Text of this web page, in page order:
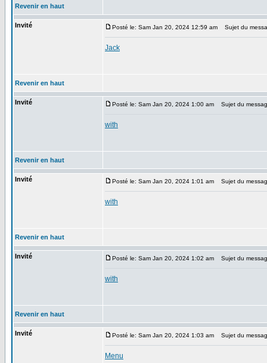
Revenir en haut
Invité Posté le: Sam Jan 20, 2024 12:59 am Sujet du
Jack
Revenir en haut
Invité Posté le: Sam Jan 20, 2024 1:00 am Sujet du
with
Revenir en haut
Invité Posté le: Sam Jan 20, 2024 1:01 am Sujet du
with
Revenir en haut
Invité Posté le: Sam Jan 20, 2024 1:02 am Sujet du
with
Revenir en haut
Invité Posté le: Sam Jan 20, 2024 1:03 am Sujet du
Menu